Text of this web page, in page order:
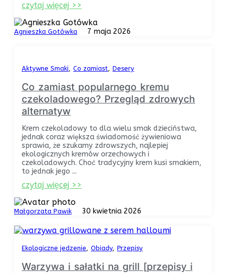
czytaj więcej >>
Agnieszka Gotówka 7 maja 2026
Aktywne Smaki Co zamiast Desery
Co zamiast popularnego kremu
czekoladowego? Przegląd zdrowych
alternatyw
Krem czekoladowy to dla wielu smak dzieciństwa,
jednak coraz większa świadomość żywieniowa
sprawia, że szukamy zdrowszych, najlepiej
ekologicznych kremów orzechowych i
czekoladowych. Choć tradycyjny krem kusi smakiem,
to jednak jego ...
czytaj więcej >>
Małgorzata Pawik 30 kwietnia 2026
Ekologiczne jedzenie Obiady Przepisy
Warzywa i sałatki na grill [przepisy i